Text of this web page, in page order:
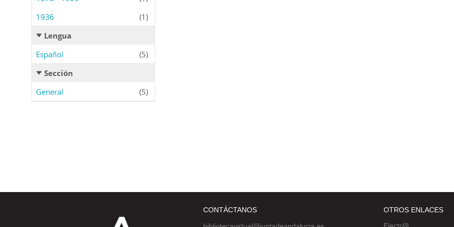
1936
(1)
Lengua
Español
(5)
Sección
General
(5)
CONTÁCTANOS
OTROS ENLACES
Electr@